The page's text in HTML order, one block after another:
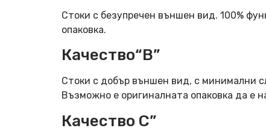
Стоки с безупречен външен вид. 100%
опаковка.
Качество“B”
Стоки с добър външен вид, с минимални
Възможно е оригиналната опаковка да е
Качество C”